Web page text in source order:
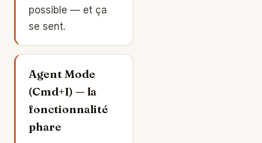
possible — et ça
se sent.
Agent Mode
(Cmd+I) — la
fonctionnalité
phare